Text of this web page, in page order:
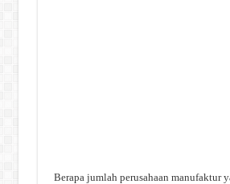
Berapa jumlah perusahaan manufaktur